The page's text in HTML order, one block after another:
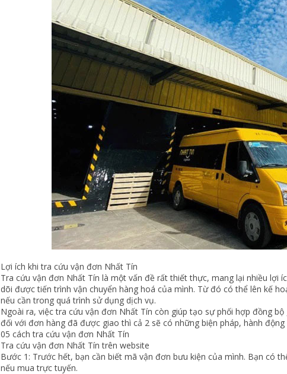
Lợi ích khi tra cứu vận đơn Nhất Tín
Tra cứu vận đơn Nhất Tín là một vấn đề rất thiết thực, mang lại nhiều lợi
dõi được tiến trình vận chuyển hàng hoá của mình. Từ đó có thể lên kế
nếu cần trong quá trình sử dụng dịch vụ.
Ngoài ra, việc tra cứu vận đơn Nhất Tín còn giúp tạo sự phối hợp đồng
đối với đơn hàng đã được giao thì cả 2 sẽ có những biện pháp, hành
05 cách tra cứu vận đơn Nhất Tín
Tra cứu vận đơn Nhất Tín trên website
Bước 1: Trước hết, bạn cần biết mã vận đơn bưu kiện của mình. Bạn có
nếu mua trực tuyến.